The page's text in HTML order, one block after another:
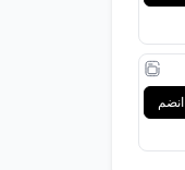
انضم